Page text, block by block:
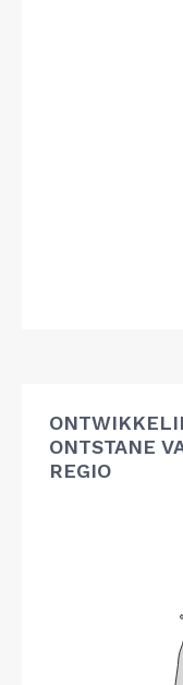
ONTSTANE
REGIO